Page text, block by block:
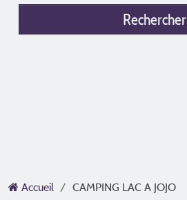
Rechercher
Accueil CAMPING LAC A JOJO